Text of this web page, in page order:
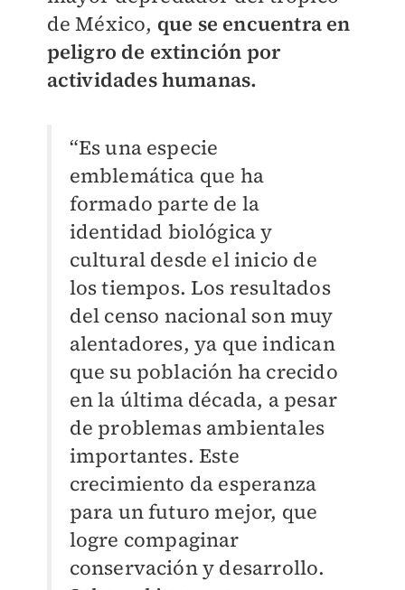
de México, que se encuentra en
peligro de extinción por
actividades humanas.
“Es una especie
emblemática que ha
formado parte de la
identidad biológica y
cultural desde el inicio de
los tiempos. Los resultados
del censo nacional son muy
alentadores, ya que indican
que su población ha crecido
en la última década, a pesar
de problemas ambientales
importantes. Este
crecimiento da esperanza
para un futuro mejor, que
logre compaginar
conservación y desarrollo.